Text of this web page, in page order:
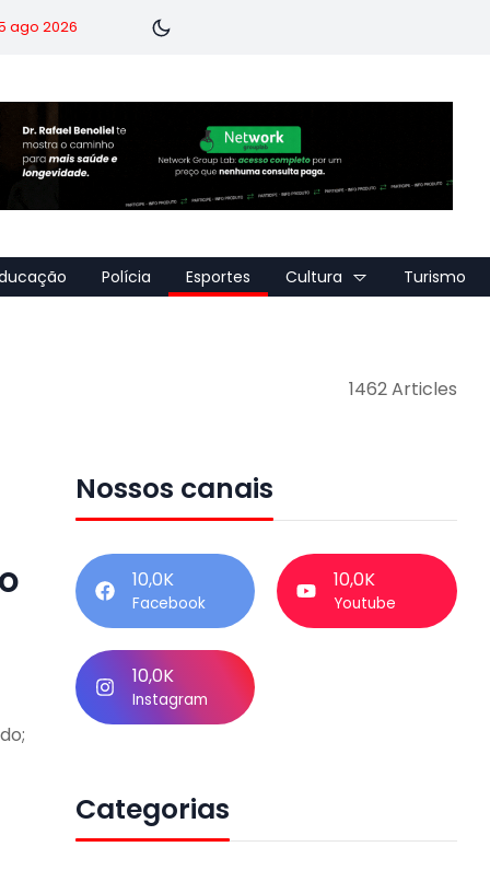
ago 2026
Polícia Esportes Cultura Turismo
1462 Articles
Nossos canais
10,0K
Facebook
10,0K
Youtube
10,0K
Instagram
Categorias